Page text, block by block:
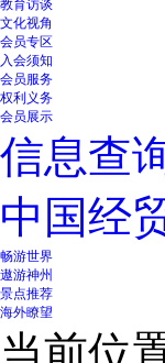
教育访谈
文化视角
会员专区
入会须知
会员服务
权利义务
会员展示
信息查
中国经
畅游世界
遨游神州
景点推荐
海外瞭望
当前位